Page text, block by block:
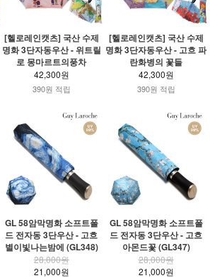
[헬로레인캣츠] 국산 수제
명화 3단자동우산 - 위트릴
로 몽마르트의풍차
42,300원
390원 적립
[헬로레인캣츠] 국산 수제
명화 3단자동우산 - 고흐 파
란화병의 꽃들
42,300원
390원 적립
GL 58암막명화 소프트폴
드 전자동 3단우산 - 고흐
별이빛나는밤에 (GL348)
28,000원
21,000원
GL 58암막명화 소프트폴
드 전자동 3단우산 - 고흐
아몬드꽃 (GL347)
28,000원
21,000원